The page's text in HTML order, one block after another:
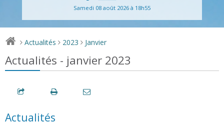
Samedi 08 août 2026 à 18h55
> Actualités > 2023 > Janvier
Actualités - janvier 2023
Actualités